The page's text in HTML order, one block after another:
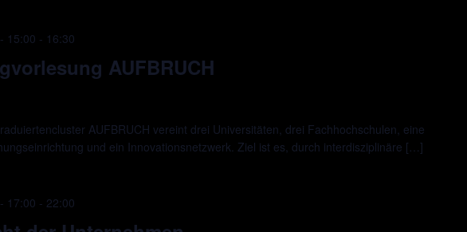
AUFBRUCH
15:00 - 16:30
AUFBRUCH vereint drei Universitäten, drei Fachhochschulen, eine
und ein Innovationsnetzwerk. Ziel ist es, durch interdisziplinäre […]
17:00 - 22:00